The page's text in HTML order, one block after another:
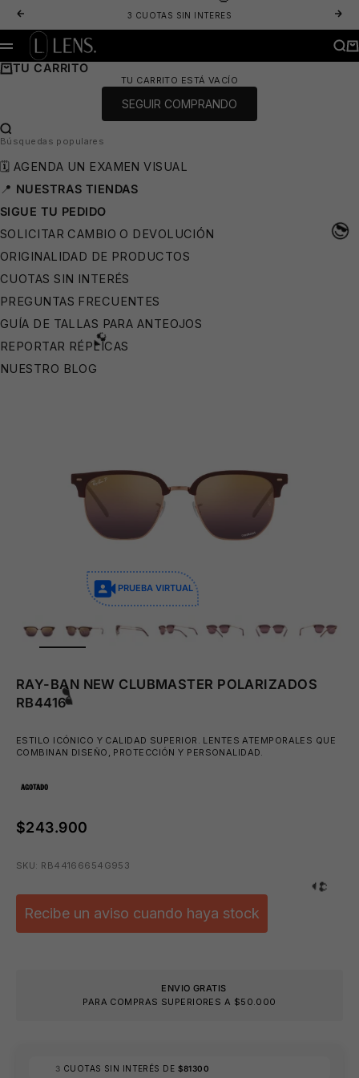
ANTERIOR
3 CUOTAS SIN INTERES
LENS. OPTICA ONLINE - LENTES DE SOL Y ANTEOJOS ÓPTICOS
MENÚ
TU CARRITO
TU CARRITO ESTÁ VACÍO
SEGUIR COMPRANDO
BUSCAR…
Búsquedas populares
🗓️ AGENDA UN EXAMEN VISUAL
📍 NUESTRAS TIENDAS
SIGUE TU PEDIDO
SOLICITAR CAMBIO O DEVOLUCIÓN
ORIGINALIDAD DE PRODUCTOS
CUOTAS SIN INTERÉS
PREGUNTAS FRECUENTES
GUÍA DE TALLAS PARA ANTEOJOS
REPORTAR RÉPLICAS
NUESTRO BLOG
PRUEBA VIRTUAL
ZOOM
RAY-BAN NEW CLUBMASTER POLARIZADOS
RB4416
ESTILO ICÓNICO Y CALIDAD SUPERIOR. LENTES ATEMPORALES QUE
COMBINAN DISEÑO, PROTECCIÓN Y PERSONALIDAD.
AGOTADO
$243.900
SKU: RB44166654G953
Recibe un aviso cuando haya stock
ENVIO GRATIS
PARA COMPRAS SUPERIORES A $50.000
3 CUOTAS SIN INTERÉS DE $81300
🕶️
👙